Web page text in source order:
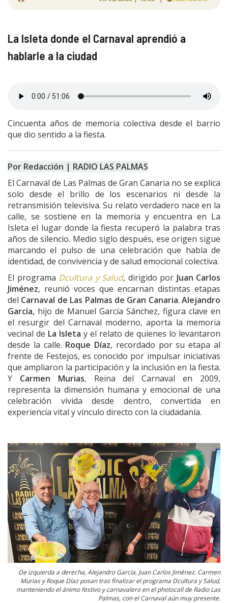
La Isleta donde el Carnaval aprendió a
hablarle a la ciudad
Cincuenta años de memoria colectiva desde el barrio
que dio sentido a la fiesta.
Por Redacción | RADIO LAS PALMAS
El Carnaval de Las Palmas de Gran Canaria no se explica
solo desde el brillo de los escenarios ni desde la
retransmisión televisiva. Su relato verdadero nace en la
calle, se sostiene en la memoria y encuentra en La
Isleta el lugar donde la fiesta recuperó la palabra tras
años de silencio. Medio siglo después, ese origen sigue
marcando el pulso de una celebración que habla de
identidad, de convivencia y de salud emocional colectiva.
El programa Dcultura y Salud, dirigido por Juan Carlos
Jiménez, reunió voces que encarnan distintas etapas
del Carnaval de Las Palmas de Gran Canaria. Alejandro
García, hijo de Manuel García Sánchez, figura clave en
el resurgir del Carnaval moderno, aporta la memoria
vecinal de La Isleta y el relato de quienes lo levantaron
desde la calle. Roque Díaz, recordado por su etapa al
frente de Festejos, es conocido por impulsar iniciativas
que ampliaron la participación y la inclusión en la fiesta.
Y Carmen Murias, Reina del Carnaval en 2009,
representa la dimensión humana y emocional de una
celebración vivida desde dentro, convertida en
experiencia vital y vínculo directo con la ciudadanía.
De izquierda a derecha, Alejandro García, Juan Carlos Jiménez, Carmen
Murias y Roque Díaz posan tras finalizar el programa Dcultura y Salud,
manteniendo el ánimo festivo y carnavalero en el photocall de Radio Las
Palmas, con el Carnaval aún muy presente.